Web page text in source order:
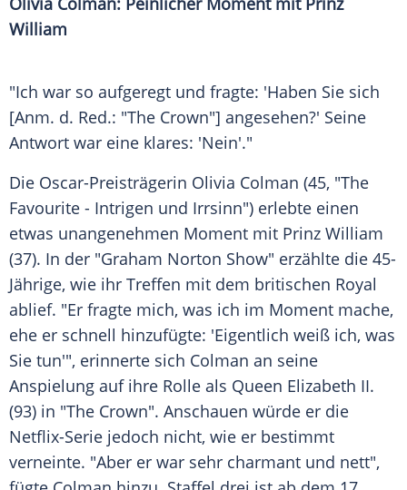
William
"Ich war so aufgeregt und fragte: 'Haben Sie sich
[Anm. d. Red.: "The Crown"] angesehen?' Seine
Antwort war eine klares: 'Nein'."
Die Oscar-Preisträgerin Olivia Colman (45, "The
Favourite - Intrigen und Irrsinn") erlebte einen
etwas unangenehmen Moment mit Prinz William
(37). In der "Graham Norton Show" erzählte die 45-
Jährige, wie ihr Treffen mit dem britischen Royal
ablief. "Er fragte mich, was ich im Moment mache,
ehe er schnell hinzufügte: 'Eigentlich weiß ich, was
Sie tun'", erinnerte sich Colman an seine
Anspielung auf ihre Rolle als Queen Elizabeth II.
(93) in "The Crown". Anschauen würde er die
Netflix-Serie jedoch nicht, wie er bestimmt
verneinte. "Aber er war sehr charmant und nett",